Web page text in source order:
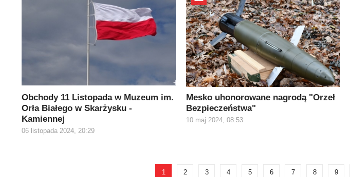
Obchody 11 Listopada w Muzeum im.
Orła Białego w Skarżysku -
Kamiennej
06 listopada 2024, 20:29
Mesko uhonorowane nagrodą "Orzeł
Bezpieczeństwa"
10 maj 2024, 08:53
1 2 3 4 5 6 7 8 9